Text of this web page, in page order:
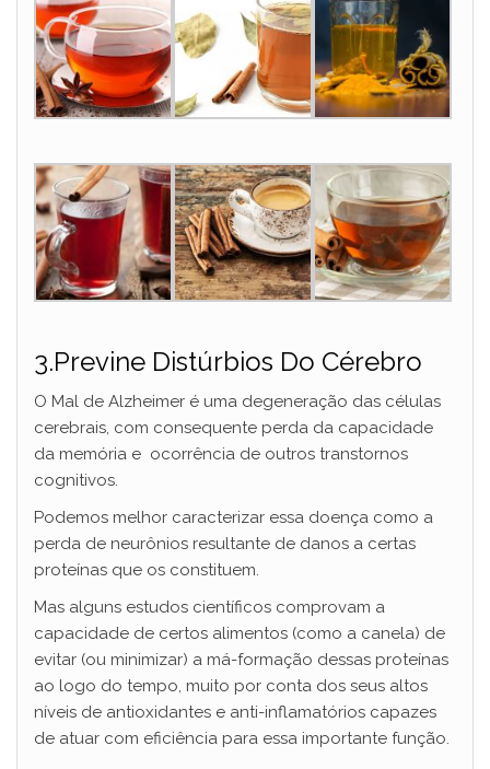
3.Previne Distúrbios Do Cérebro
O Mal de Alzheimer é uma degeneração das células
cerebrais, com consequente perda da capacidade
da memória e ocorrência de outros transtornos
cognitivos.
Podemos melhor caracterizar essa doença como a
perda de neurônios resultante de danos a certas
proteínas que os constituem.
Mas alguns estudos científicos comprovam a
capacidade de certos alimentos (como a canela) de
evitar (ou minimizar) a má-formação dessas proteínas
ao logo do tempo, muito por conta dos seus altos
níveis de antioxidantes e anti-inflamatórios capazes
de atuar com eficiência para essa importante função.